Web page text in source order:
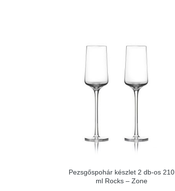
Pezsgőspohár készlet 2 db-os 210
ml Rocks – Zone